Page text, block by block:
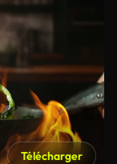
Télécharger